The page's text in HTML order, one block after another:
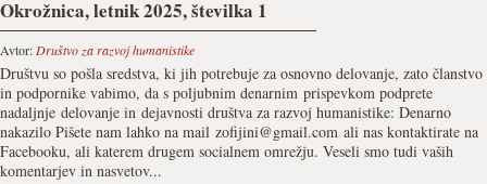
Okrožnica, letnik 2025, številka 1
Avtor: Društvo za razvoj humanistike
Društvu so pošla sredstva, ki jih potrebuje za osnovno delovanje, zato članstvo
in podpornike vabimo, da s poljubnim denarnim prispevkom podprete
nadaljnje delovanje in dejavnosti društva za razvoj humanistike: Denarno
nakazilo Pišete nam lahko na mail zofijini@gmail.com ali nas kontaktirate na
Facebooku, ali katerem drugem socialnem omrežju. Veseli smo tudi vaših
komentarjev in nasvetov...